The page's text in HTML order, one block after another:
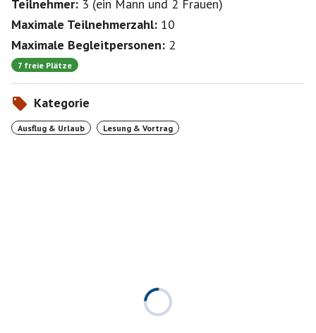
Teilnehmer: 3 (ein Mann und 2 Frauen)
Maximale Teilnehmerzahl: 10
Maximale Begleitpersonen: 2
7 freie Plätze
Kategorie
Ausflug & Urlaub Lesung & Vortrag